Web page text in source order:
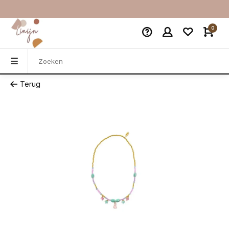
0
Terug